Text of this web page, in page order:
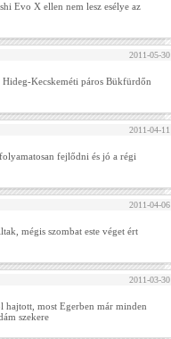
Evo X ellen nem lesz esélye az
2011-05-30
Kecskeméti páros Bükfürdőn
2011-04-11
fejlődni és jó a régi
2011-04-06
mégis szombat este véget ért
2011-03-30
hajtott, most Egerben már minden
szekere